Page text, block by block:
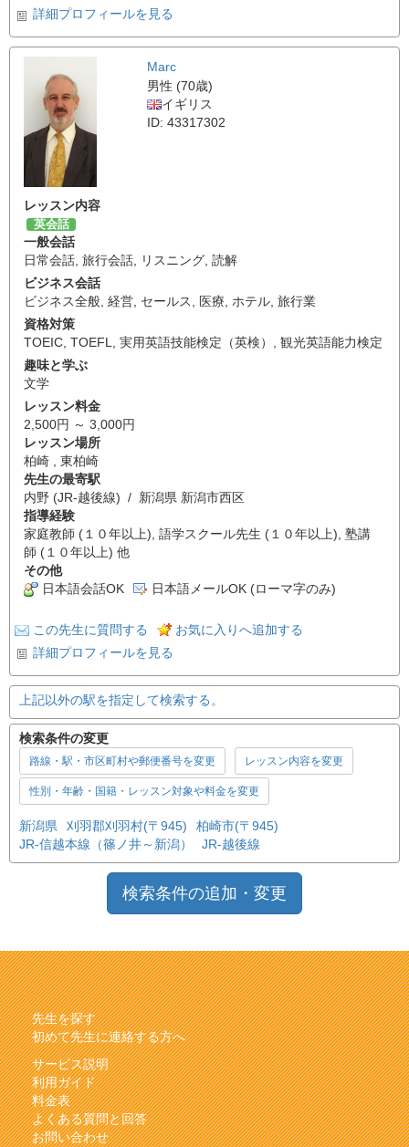
詳細プロフィールを見る
Marc
男性 (70歳)
イギリス
ID: 43317302
レッスン内容
英会話
一般会話
日常会話 旅行会話 リスニング 読解
ビジネス会話
ビジネス全般 経営 セールス 医療 ホテル 旅行業
資格対策
TOEIC TOEFL 実用英語技能検定（英検）
観光英語能力検定
趣味と学ぶ
文学
レッスン料金
2,500円 ～ 3,000円
レッスン場所
柏崎 , 東柏崎
先生の最寄駅
内野 (JR-越後線) / 新潟県 新潟市西区
指導経験
家庭教師 (１０年以上), 語学スクール先生 (１０年以上), 塾講
師 (１０年以上) 他
その他
日本語会話OK
日本語メールOK (ローマ字のみ)
この先生に質問する
お気に入りへ追加する
詳細プロフィールを見る
上記以外の駅を指定して検索する。
検索条件の変更
路線・駅・市区町村や郵便番号を変更 レッスン内容を変更
性別・年齢・国籍・レッスン対象や料金を変更
新潟県 刈羽郡刈羽村(〒945)
柏崎市(〒945)
JR-信越本線（篠ノ井～新潟）
JR-越後線
検索条件の追加・変更
先生を探す
初めて先生に連絡する方へ
サービス説明
利用ガイド
料金表
よくある質問と回答
お問い合わせ